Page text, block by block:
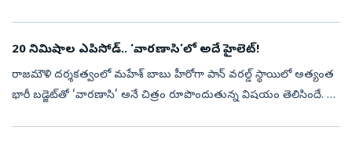
20 నిమిషాల ఎపిసోడ్‌.. ‘వారణాసి’లో అదే హైలెట్‌!
రాజమౌళి దర్శకత్వంలో మహేశ్‌ బాబు హీరోగా పాన్‌ వరల్డ్‌ స్థాయిలో అత్యంత
భారీ బడ్జెట్‌తో ‘వారణాసి’ అనే చిత్రం రూపొందుతున్న విషయం తెలిసిందే. ఈ